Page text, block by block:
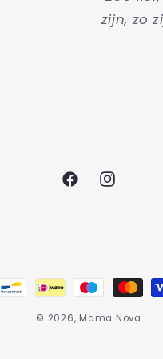
zijn, zo
FacebookInstagram
Betaalmethoden
© 2026, Mama Nova